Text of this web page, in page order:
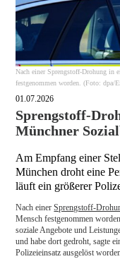
Nach einer Sprengstoff-Drohung in
festgenommen worden. (Foto: dpa/
01.07.2026
Sprengstoff-
Münchner
Am Empfang einer
München droht eine
läuft ein größerer
Nach einerSprengstoff-
Mensch festgenommen
soziale Angebote und
und habe dort gedroht, sagte
Polizeieinsatz ausgelöst